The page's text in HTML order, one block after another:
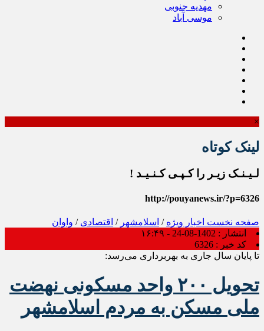
مهدیه جنوبی
موسی آباد
×
لینک کوتاه
لـیـنـک زیـر را کـپـی کـنـیـد !
http://pouyanews.ir/?p=6326
صفحه نخست اخبار ویژه / اسلامشهر / اقتصادی / واوان
انتشار : 1402-08-24 - ۱۶:۴۹
کد خبر : 6326
تا پایان سال جاری به بهربرداری می‌رسد:
تحویل ۲۰۰ واحد مسکونی نهضت
ملی مسکن به مردم اسلامشهر